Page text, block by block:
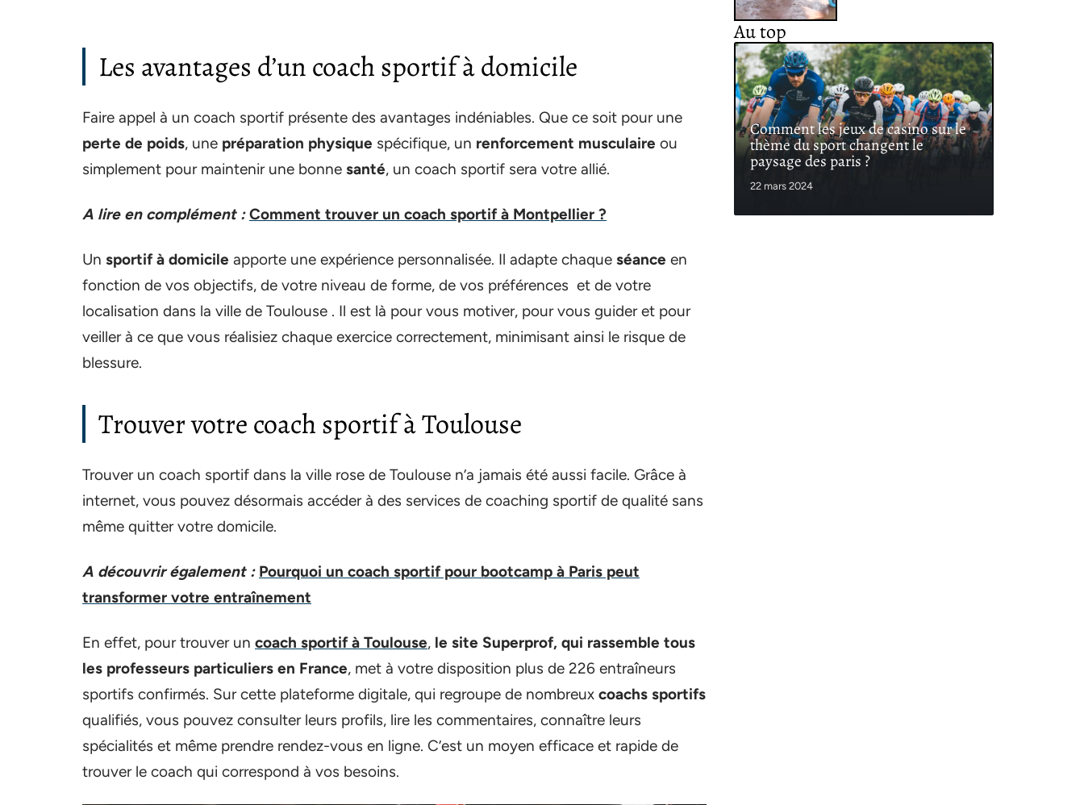
Les avantages d’un coach sportif à domicile
Faire appel à un coach sportif présente des avantages indéniables. Que ce soit pour une
perte de poids, une préparation physique spécifique, un renforcement musculaire ou
simplement pour maintenir une bonne santé, un coach sportif sera votre allié.
A lire en complément : Comment trouver un coach sportif à Montpellier ?
Un sportif à domicile apporte une expérience personnalisée. Il adapte chaque séance en
fonction de vos objectifs, de votre niveau de forme, de vos préférences et de votre
localisation dans la ville de Toulouse . Il est là pour vous motiver, pour vous guider et pour
veiller à ce que vous réalisiez chaque exercice correctement, minimisant ainsi le risque de
blessure.
Trouver votre coach sportif à Toulouse
Trouver un coach sportif dans la ville rose de Toulouse n’a jamais été aussi facile. Grâce à
internet, vous pouvez désormais accéder à des services de coaching sportif de qualité sans
même quitter votre domicile.
A découvrir également : Pourquoi un coach sportif pour bootcamp à Paris peut
transformer votre entraînement
En effet, pour trouver un coach sportif à Toulouse, le site Superprof, qui rassemble tous
les professeurs particuliers en France, met à votre disposition plus de 226 entraîneurs
sportifs confirmés. Sur cette plateforme digitale, qui regroupe de nombreux coachs sportifs
qualifiés, vous pouvez consulter leurs profils, lire les commentaires, connaître leurs
spécialités et même prendre rendez-vous en ligne. C’est un moyen efficace et rapide de
trouver le coach qui correspond à vos besoins.
Au top
Comment les jeux de casino sur le
thème du sport changent le
paysage des paris ?
22 mars 2024